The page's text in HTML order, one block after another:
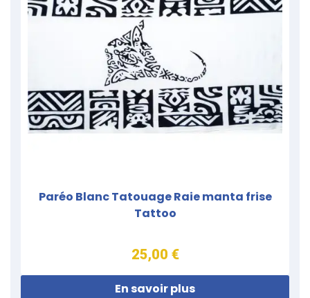
Paréo Blanc Tatouage Raie manta frise
Tattoo
25,00 €
En savoir plus